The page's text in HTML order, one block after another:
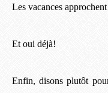
Les vacances
Et oui déjà!
Enfin, disons plutôt